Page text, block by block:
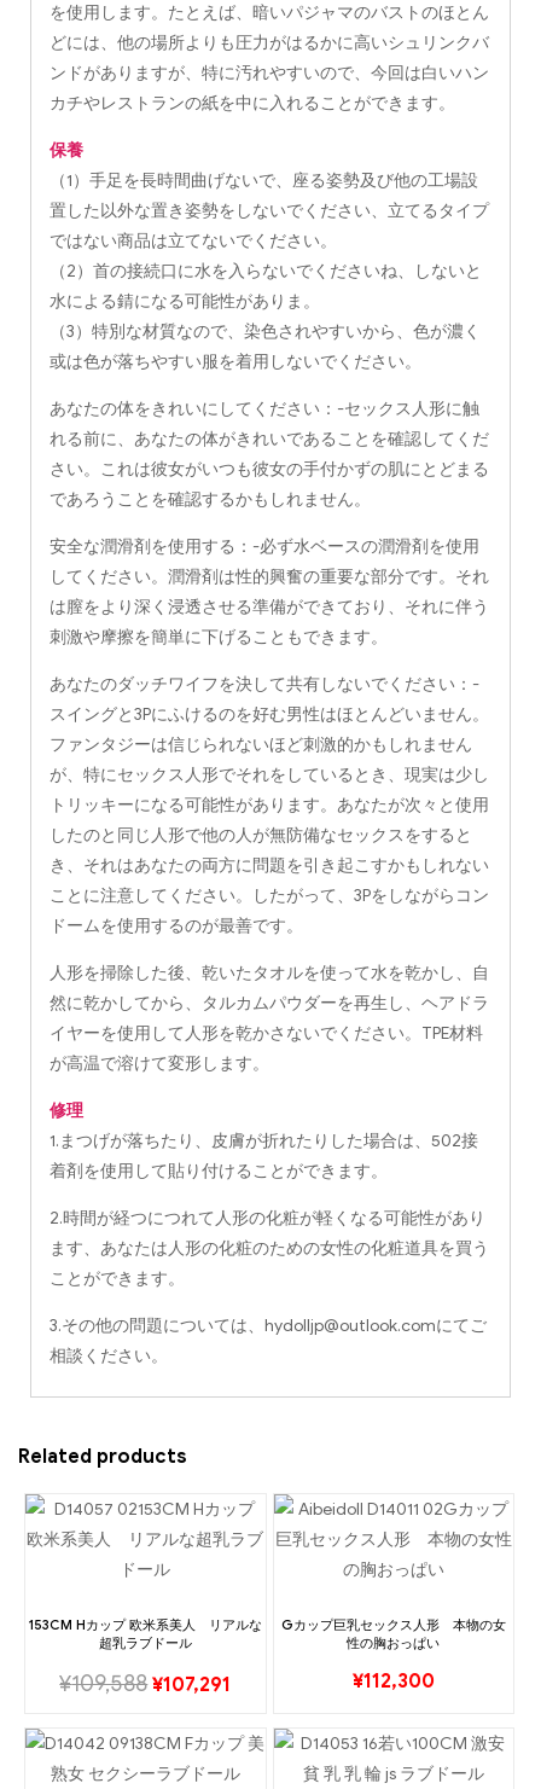
を使用します。たとえば、暗いパジャマのバストのほとん
どには、他の場所よりも圧力がはるかに高いシュリンクバ
ンドがありますが、特に汚れやすいので、今回は白いハン
カチやレストランの紙を中に入れることができます。
保養
（1）手足を長時間曲げないで、座る姿勢及び他の工場設
置した以外な置き姿勢をしないでください、立てるタイプ
ではない商品は立てないでください。
（2）首の接続口に水を入らないでくださいね、しないと
水による錆になる可能性がありま。
（3）特別な材質なので、染色されやすいから、色が濃く
或は色が落ちやすい服を着用しないでください。
あなたの体をきれいにしてください：-セックス人形に触
れる前に、あなたの体がきれいであることを確認してくだ
さい。これは彼女がいつも彼女の手付かずの肌にとどまる
であろうことを確認するかもしれません。
安全な潤滑剤を使用する：-必ず水ベースの潤滑剤を使用
してください。潤滑剤は性的興奮の重要な部分です。それ
は膣をより深く浸透させる準備ができており、それに伴う
刺激や摩擦を簡単に下げることもできます。
あなたのダッチワイフを決して共有しないでください：-
スイングと3Pにふけるのを好む男性はほとんどいません。
ファンタジーは信じられないほど刺激的かもしれません
が、特にセックス人形でそれをしているとき、現実は少し
トリッキーになる可能性があります。あなたが次々と使用
したのと同じ人形で他の人が無防備なセックスをすると
き、それはあなたの両方に問題を引き起こすかもしれない
ことに注意してください。したがって、3Pをしながらコン
ドームを使用するのが最善です。
人形を掃除した後、乾いたタオルを使って水を乾かし、自
然に乾かしてから、タルカムパウダーを再生し、ヘアドラ
イヤーを使用して人形を乾かさないでください。TPE材料
が高温で溶けて変形します。
修理
1.まつげが落ちたり、皮膚が折れたりした場合は、502接
着剤を使用して貼り付けることができます。
2.時間が経つにつれて人形の化粧が軽くなる可能性があり
ます、あなたは人形の化粧のための女性の化粧道具を買う
ことができます。
3.その他の問題については、 hydolljp@outlook.comにてご
相談ください。
Related products
153CM Hカップ 欧米系美人 リアルな
超乳ラブドール
¥109,588 ¥107,291
Gカップ巨乳セックス人形 本物の女
性の胸おっぱい
¥112,300